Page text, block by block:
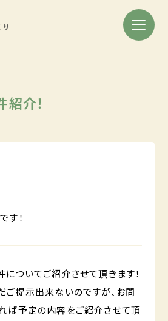
介！
す！
ついてご紹介させて頂きます！
ご提示出来ないのですが、お問
ば予定の内容をご紹介させて頂